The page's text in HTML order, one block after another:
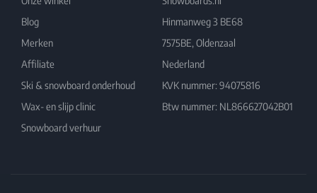
Blog
Merken
Affiliate
Ski & snowboard onderhoud
Wax- en slijp clinic
Snowboard verhuur
Hinmanweg 3 BE68
7575BE, Oldenzaal
Nederland
KVK nummer: 94075816
Btw nummer: NL866627042B01